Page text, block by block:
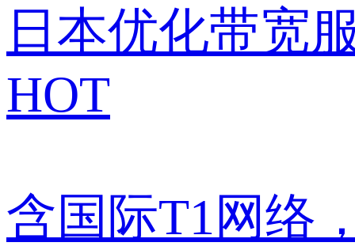
日本优化带宽
HOT
含国际T1网络